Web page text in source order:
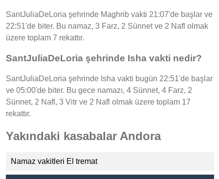
SantJuliaDeLoria şehrinde Maghrib vakti 21:07'de başlar ve
22:51'de biter. Bu namaz, 3 Farz, 2 Sünnet ve 2 Nafl olmak
üzere toplam 7 rekattır.
SantJuliaDeLoria şehrinde Isha vakti nedir?
SantJuliaDeLoria şehrinde Isha vakti bugün 22:51'de başlar
ve 05:00'de biter. Bu gece namazı, 4 Sünnet, 4 Farz, 2
Sünnet, 2 Nafl, 3 Vitr ve 2 Nafl olmak üzere toplam 17
rekattır.
Yakındaki kasabalar Andora
Namaz vakitleri El tremat